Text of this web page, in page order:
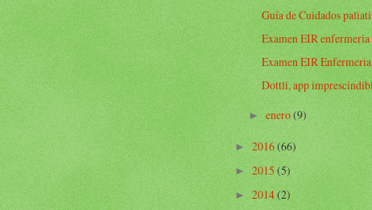
Guía de Cuidados
Examen EIR
Examen EIR
Dottli, app
►enero(9)
►2016(66)
► 2015(5)
►2014(2)